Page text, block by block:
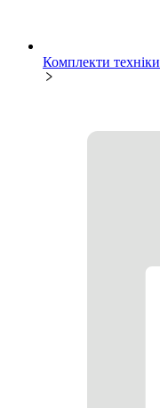
Комплекти техніки